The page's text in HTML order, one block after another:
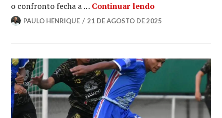
o confronto fecha a … Continuar lendo
PAULO HENRIQUE 21 DE AGOSTO DE 2025